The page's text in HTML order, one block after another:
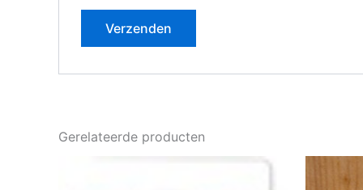
Gerelateerde producten